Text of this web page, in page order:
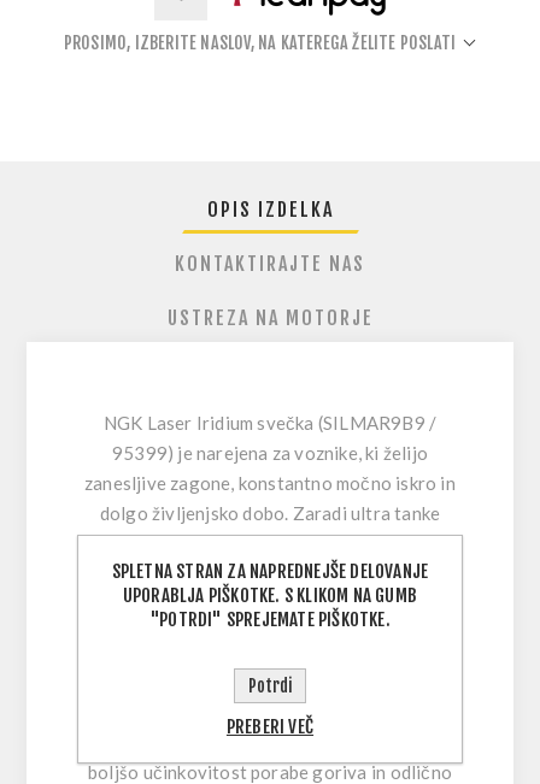
PROSIMO, IZBERITE NASLOV, NA KATEREGA ŽELITE POSLATI
OPIS IZDELKA
KONTAKTIRAJTE NAS
USTREZA NA MOTORJE
NGK Laser Iridium svečka (SILMAR9B9 /
95399) je narejena za voznike, ki želijo
zanesljive zagone, konstantno močno iskro in
dolgo življenjsko dobo. Zaradi ultra tanke
iridijeve sredinske elektrode (fine-wire) svečka
potrebuje manj napetosti za vžig, zato vžigalni
sistem deluje učinkoviteje, izgorevanje pa
ostaja stabilno tudi skozi čas.
Ne glede na to, ali osvežuješ servisne dele ali
loviš bolj gladko delovanje, Laser Iridium
oster odziv pri pospeševanju
boljšoučinkovitost porabe gorivain odlično
SPLETNA STRAN ZA NAPREDNEJŠE DELOVANJE
UPORABLJA PIŠKOTKE. S KLIKOM NA GUMB
"POTRDI" SPREJEMATE PIŠKOTKE.
Potrdi
PREBERI VEČ